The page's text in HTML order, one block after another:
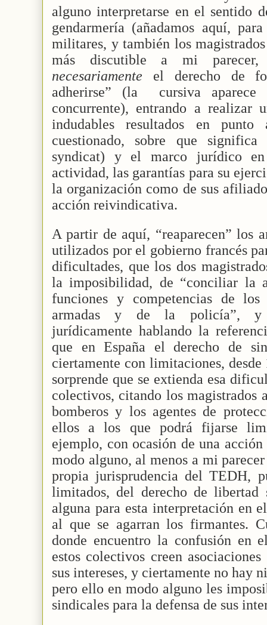
alguno interpretarse en el sentido
gendarmería (añadamos aquí,
militares, y también los
más discutible a mi
necesariamente el derecho de
adherirse” (la
cursiva
concurrente), entrando a realizar
indudables resultados en
cuestionado, sobre que
syndicat) y el marco jurídico
actividad, las garantías para su
la organización como de sus
acción reivindicativa.
A partir de aquí, “reaparecen” los
utilizados por el gobierno francés
dificultades, que los dos
la imposibilidad, de “conciliar la
funciones y competencias de
armadas y de la policía”, y
jurídicamente hablando la
que en España el derecho de
ciertamente con limitaciones,
sorprende que se extienda esa
colectivos, citando los magistrados
bomberos y los agentes de
ellos a los que podrá fijarse
ejemplo, con ocasión de una
modo alguno, al menos a mi
propia jurisprudencia del TEDH,
limitados, del derecho de libertad
alguna para esta interpretación en
al que se agarran los firmantes.
donde encuentro la confusión en
estos colectivos creen
sus intereses, y ciertamente no hay
pero ello en modo alguno les
sindicales para la defensa de sus